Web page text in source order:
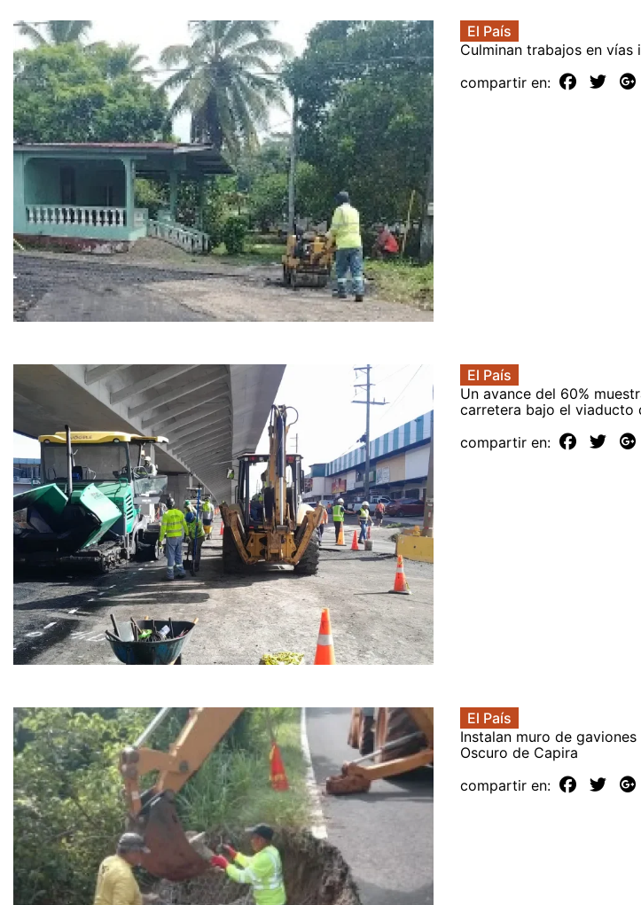
El País
Culminan trabajos en vías
compartir en:
El País
Un avance del 60%
carretera bajo el viaducto
compartir en:
El País
Instalan muro de
Oscuro de Capira
compartir en: